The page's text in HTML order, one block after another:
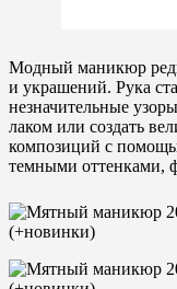
Модный маникюр
и украшений. Рука
незначительные
лаком или создать
композиций с
темными оттенками,